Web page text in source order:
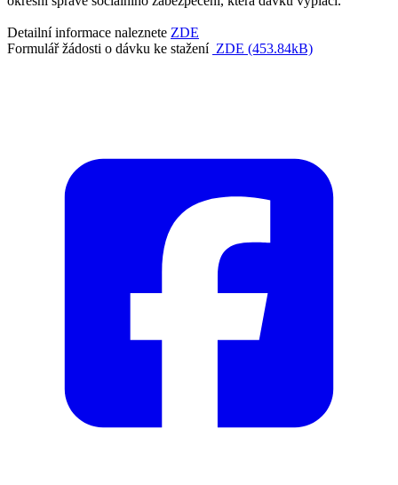
Detailní informace naleznete ZDE
Formulář žádosti o dávku ke stažení ZDE (453.84kB)